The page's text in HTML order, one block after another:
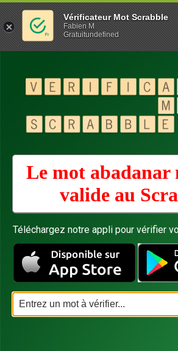
Le mot abadanar
valide au
Téléchargez notre appli pour vérifier
Vérificateur Mot Scrabble
Fabien M
Gratuitundefined